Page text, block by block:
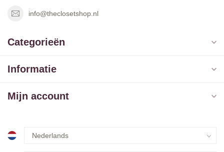
info@theclosetshop.nl
Categorieën
Informatie
Mijn account